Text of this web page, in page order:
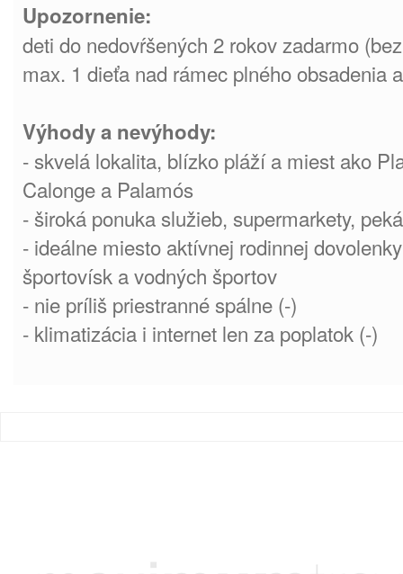
Upozornenie:
deti do nedovŕšených 2 rokov zadarmo
max. 1 dieťa nad rámec plného obsadenia
Výhody a nevýhody:
- skvelá lokalita, blízko pláží a miest ako
Calonge a Palamós
- široká ponuka služieb, supermarkety,
- ideálne miesto aktívnej rodinnej
športovísk a vodných športov
- nie príliš priestranné spálne (-)
- klimatizácia i internet len za poplatok (-)